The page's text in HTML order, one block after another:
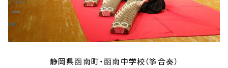
静岡県函南町・函南中学校（筝合奏）